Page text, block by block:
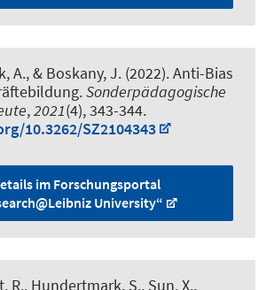
A., & Boskany, J. (2022).Anti-Bias
.Sonderpädagogische
,2021(4), 343-344.
10.3262/SZ2104343
im Forschungsportal
University“
R., Hundertmark, S., Sun, X.,